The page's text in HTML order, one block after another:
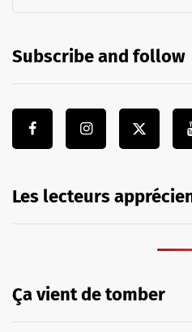
Subscribe and follow
Les lecteurs
Ça vient de tomber